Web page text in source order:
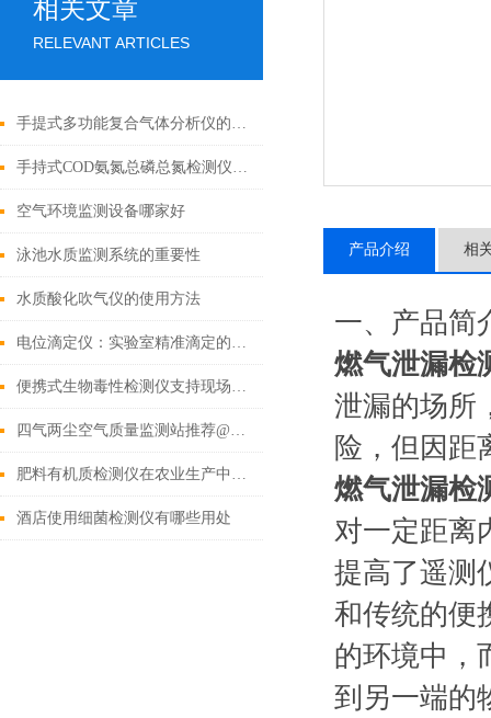
相关文章
RELEVANT ARTICLES
手提式多功能复合气体分析仪的优势与应用
手持式COD氨氮总磷总氮检测仪的主要用途
空气环境监测设备哪家好
泳池水质监测系统的重要性
水质酸化吹气仪的使用方法
电位滴定仪：实验室精准滴定的多功能解决方案
便携式生物毒性检测仪支持现场检测及时解决水体污染
四气两尘空气质量监测站推荐@山东霍尔德
肥料有机质检测仪在农业生产中的应用有哪些？
酒店使用细菌检测仪有哪些用处
产品介绍 相
一、产品简
燃气泄漏检
泄漏的场所
险，但因距
燃气泄漏检
对一定距离
提高了遥测
和传统的便
的环境中，
到另一端的